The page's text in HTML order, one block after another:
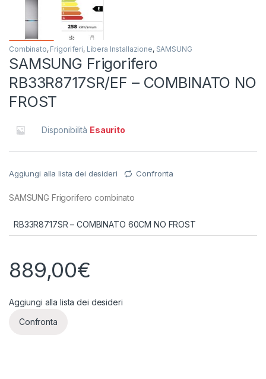
Combinato, Frigoriferi, Libera Installazione, SAMSUNG
SAMSUNG Frigorifero
RB33R8717SR/EF – COMBINATO NO
FROST
Disponibilità Esaurito
Aggiungi alla lista dei desideri Confronta
SAMSUNG Frigorifero combinato
RB33R8717SR – COMBINATO 60CM NO FROST
889,00€
Aggiungi alla lista dei desideri
Confronta